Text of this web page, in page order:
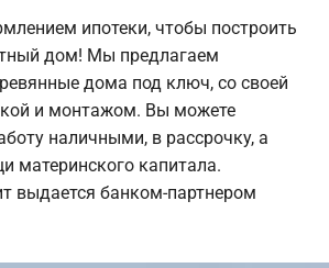
ипотеки, чтобы построить
дом! Мы предлагаем
дома под ключ, со своей
и монтажом. Вы можете
наличными, в рассрочку, а
материнского капитала.
выдается банком-партнером